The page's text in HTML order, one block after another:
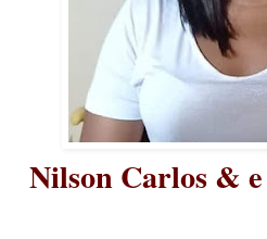
Nilson Carlos &